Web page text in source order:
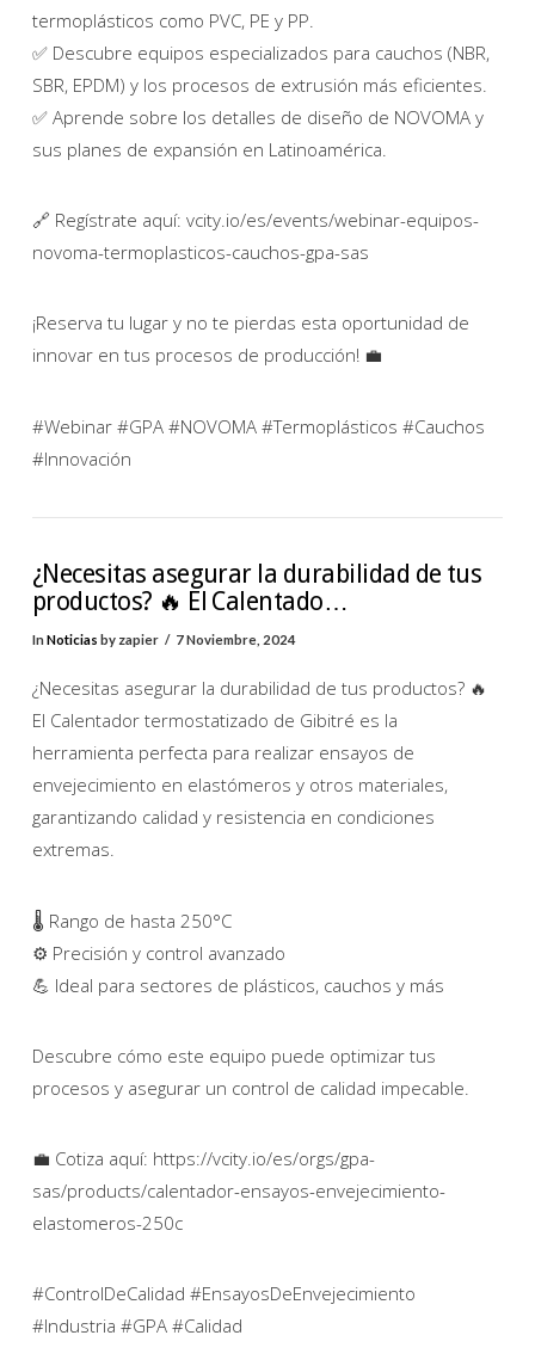
termoplásticos como PVC, PE y PP.
✅ Descubre equipos especializados para cauchos (NBR,
SBR, EPDM) y los procesos de extrusión más eficientes.
✅ Aprende sobre los detalles de diseño de NOVOMA y
sus planes de expansión en Latinoamérica.
🔗 Regístrate aquí: vcity.io/es/events/webinar-equipos-
novoma-termoplasticos-cauchos-gpa-sas
¡Reserva tu lugar y no te pierdas esta oportunidad de
innovar en tus procesos de producción! 💼
#Webinar #GPA #NOVOMA #Termoplásticos #Cauchos
#Innovación
¿Necesitas asegurar la durabilidad de tus
productos? 🔥 El Calentado…
InNoticias by zapier 7 Noviembre, 2024
¿Necesitas asegurar la durabilidad de tus productos? 🔥
El Calentador termostatizado de Gibitré es la
herramienta perfecta para realizar ensayos de
envejecimiento en elastómeros y otros materiales,
garantizando calidad y resistencia en condiciones
extremas.
🌡 Rango de hasta 250°C
⚙️ Precisión y control avanzado
💪 Ideal para sectores de plásticos, cauchos y más
Descubre cómo este equipo puede optimizar tus
procesos y asegurar un control de calidad impecable.
💼 Cotiza aquí: https://vcity.io/es/orgs/gpa-
sas/products/calentador-ensayos-envejecimiento-
elastomeros-250c
#ControlDeCalidad #EnsayosDeEnvejecimiento
#Industria #GPA #Calidad